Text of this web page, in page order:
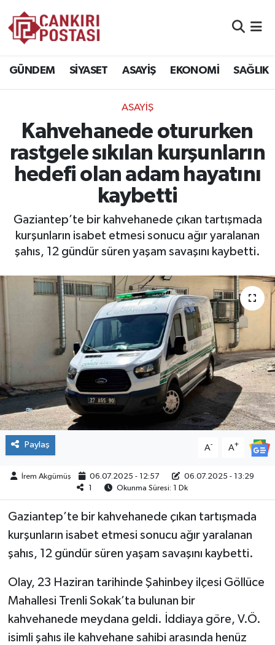
GÜNDEM SİYASET ASAYİŞ EKONOMİ SAĞLIK
ASAYİŞ
Kahvehanede otururken
rastgele sıkılan kurşunların
hedefi olan adam hayatını
kaybetti
Gaziantep’te bir kahvehanede çıkan tartışmada
kurşunların isabet etmesi sonucu ağır yaralanan
şahıs, 12 gündür süren yaşam savaşını kaybetti.
Paylaş A- A+
İrem Akgümüş 06.07.2025 - 12:57
06.07.2025 - 13:29
Okunma Süresi: 1 Dk
Gaziantep’te bir kahvehanede çıkan tartışmada
kurşunların isabet etmesi sonucu ağır yaralanan
şahıs, 12 gündür süren yaşam savaşını kaybetti.
Olay, 23 Haziran tarihinde Şahinbey ilçesi Göllüce
Mahallesi Trenli Sokak’ta bulunan bir
kahvehanede meydana geldi. İddiaya göre, V.Ö.
isimli şahıs ile kahvehane sahibi arasında henüz
EKONOMİ
SAĞLIK
EĞİTİM
ÇEVRE
İLÇELER
RESMİ İLANLAR
KÜLTÜR
TURİZM
MAGAZİN
BİLİM&TEKNOLOJİ
BÖLGE
TÜRKİYE
Trafik Durumu
Süper Lig Puan Durumu ve Fikstür
Tüm Manşetler
Son Dakika Haberleri